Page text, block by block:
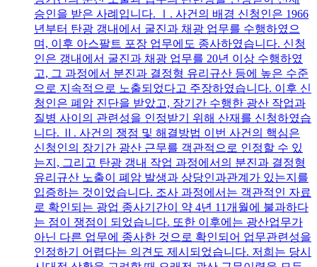
승인을 받은 사례입니다. Ⅰ. 사건의 배경 신청인은 1966
년부터 탄광 갱내에서 굴진과 채광 업무를 수행하였으
며, 이후 아스팔트 포장 업무에도 종사하였습니다. 신청
인은 갱내에서 굴진과 채광 업무를 20년 이상 수행하였
고, 그 과정에서 분진과 결정형 유리규산 등에 높은 수준
으로 지속적으로 노출되었다고 주장하였습니다. 이후 신
청인은 폐암 진단을 받았고, 장기간 수행한 광산 작업과
질병 사이의 관련성을 인정받기 위해 산재를 신청하였습
니다. Ⅱ. 사건의 쟁점 및 해결방법 이번 사건의 핵심은
신청인의 장기간 광산 근무를 객관적으로 인정할 수 있
는지, 그리고 탄광 갱내 작업 과정에서의 분진과 결정형
유리규산 노출이 폐암 발생과 상당인과관계가 있는지를
입증하는 것이었습니다. 조사 과정에서는 객관적인 자료
로 확인되는 광업 종사기간이 약 4년 11개월에 불과하다
는 점이 쟁점이 되었습니다. 또한 이후에는 광산업무가
아닌 다른 업무에 종사한 것으로 확인되어 업무관련성을
인정하기 어렵다는 의견도 제시되었습니다. 저희는 당시